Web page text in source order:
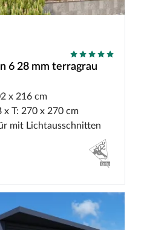
6 28 mm terragrau
x 216 cm
x T: 270 x 270 cm
mit Lichtausschnitten